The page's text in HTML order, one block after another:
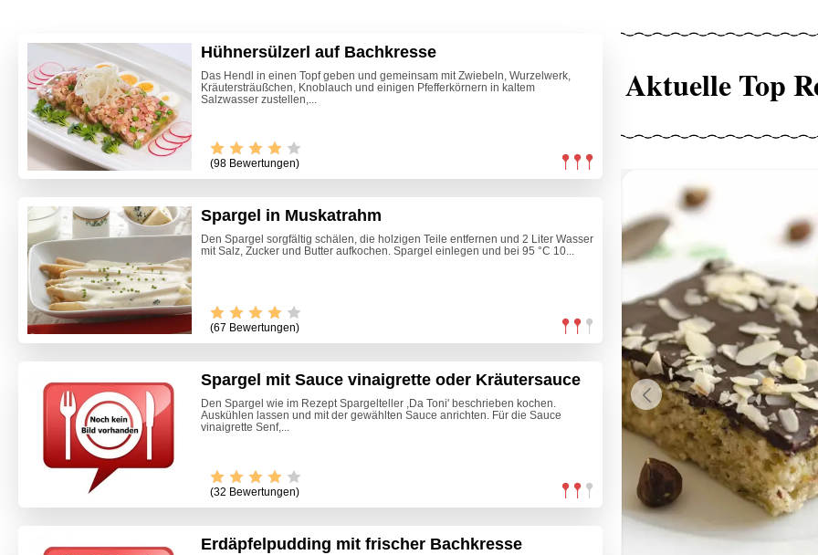
Hühnersülzerl auf Bachkresse
Das Hendl in einen Topf geben und gemeinsam mit Zwiebeln, Wurzelwerk,
Kräutersträußchen, Knoblauch und einigen Pfefferkörnern in kaltem
Salzwasser zustellen,...
(98 Bewertungen)
Spargel in Muskatrahm
Den Spargel sorgfältig schälen, die holzigen Teile entfernen und 2 Liter Wasser
mit Salz, Zucker und Butter aufkochen. Spargel einlegen und bei 95 °C 10...
(67 Bewertungen)
Spargel mit Sauce vinaigrette oder Kräutersauce
Den Spargel wie im Rezept Spargelteller ,Da Toni' beschrieben kochen.
Auskühlen lassen und mit der gewählten Sauce anrichten. Für die Sauce
vinaigrette Senf,...
(32 Bewertungen)
Erdäpfelpudding mit frischer Bachkresse
Aktuelle Top
Previous